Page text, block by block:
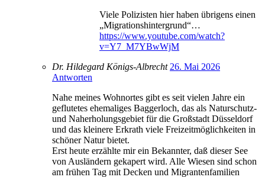
Viele Polizisten hier haben übrigens einen
„Migrationshintergrund“…
https://www.youtube.com/watch?
v=Y7_M7YBwWjM
Dr. Hildegard Königs-Albrecht 26. Mai 2026
Antworten
Nahe meines Wohnortes gibt es seit vielen Jahre ein
geflutetes ehemaliges Baggerloch, das als Naturschutz-
und Naherholungsgebiet für die Großstadt Düsseldorf
und das kleinere Erkrath viele Freizeitmöglichkeiten in
schöner Natur bietet.
Erst heute erzählte mir ein Bekannter, daß dieser See
von Ausländern gekapert wird. Alle Wiesen sind schon
am frühen Tag mit Decken und Migrantenfamilien